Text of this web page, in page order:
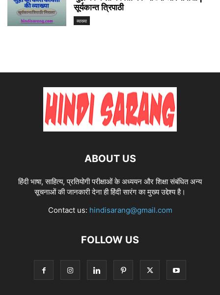
सूर्यकान्त त्रिपाठी
व्याख्या
ABOUT US
हिंदी भाषा, साहित्य, प्रतियोगी परीक्षाओं के अध्ययन और शिक्षा संबंधित अन्य
सूचनाओं की जानकारी देना ही हिंदी सारंग का मुख्य उद्देश्य है।
Contact us: hindisarang@gmail.com
FOLLOW US